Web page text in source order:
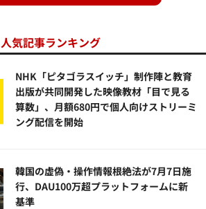
人気記事ランキング
NHK「ピタゴラスイッチ」制作陣と教育
出版が共同開発した映像教材「目で見る
算数」、月額680円で個人向けストリーミ
ング配信を開始
韓国の虚偽・操作情報根絶法が7月7日施
行、DAU100万超プラットフォームに新
基準